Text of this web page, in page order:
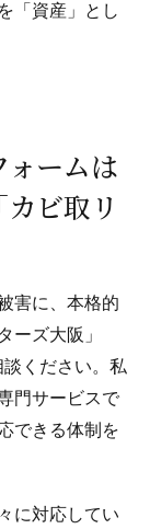
「資産」とし
ームは
ビ取リ
害に、本格的
ーズ大阪」
談ください。私
門サービスで
できる体制を
に対応してい